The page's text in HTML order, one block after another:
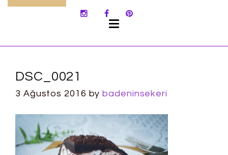
DSC_0021
3 Ağustos 2016 bybadeninsekeri